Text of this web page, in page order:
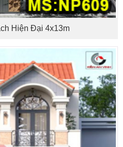
Hiện Đại 4x13m